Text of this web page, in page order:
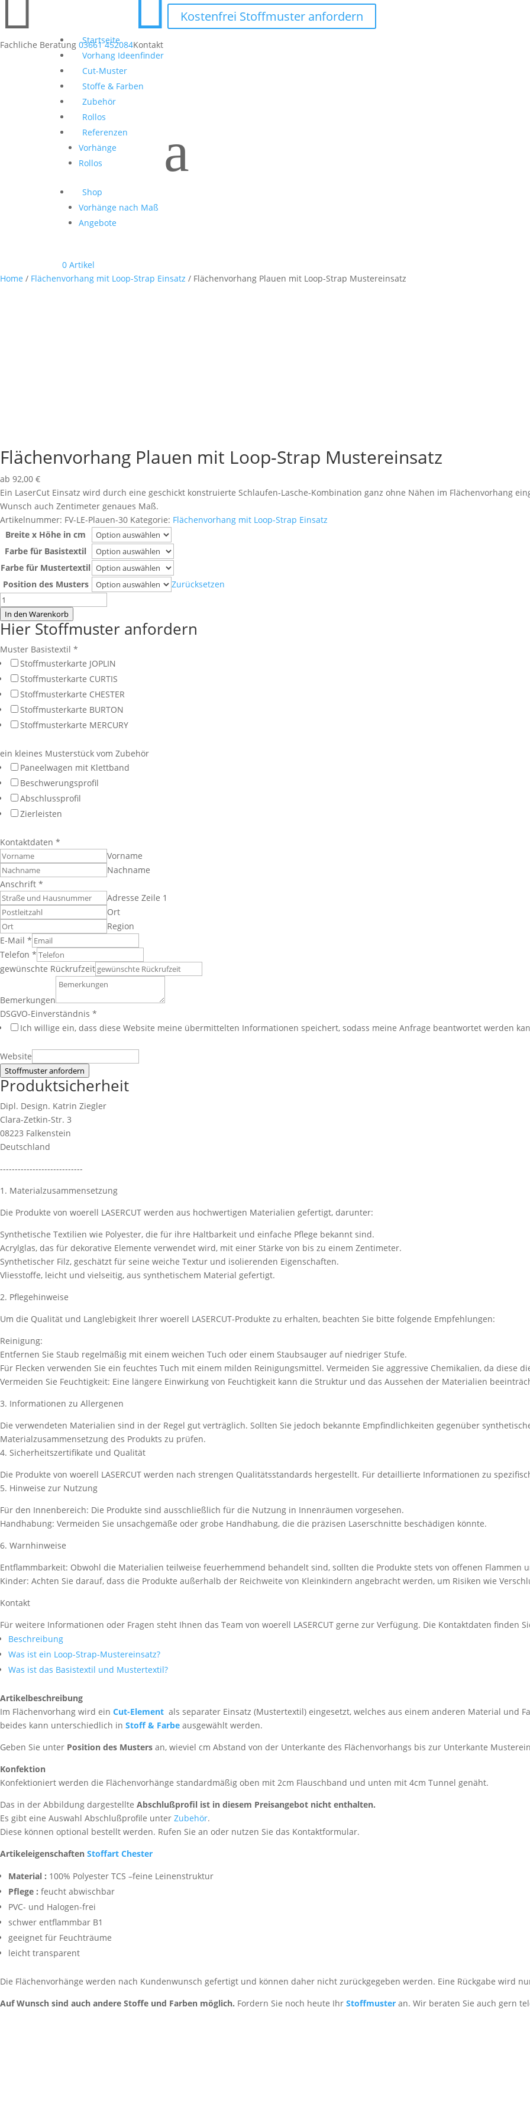
Fachliche Beratung 03661 452084Kontakt
Kostenfrei Stoffmuster anfordern
Startseite
Vorhang Ideenfinder
Cut-Muster
Stoffe & Farben
Zubehör
Rollos
Referenzen
Vorhänge
Rollos
Shop
Vorhänge nach Maß
Angebote
0 Artikel
a
Home / Flächenvorhang mit Loop-Strap Einsatz / Flächenvorhang Plauen mit Loop-Strap Mustereinsatz
Flächenvorhang Plauen mit Loop-Strap Mustereinsatz
ab 92,00 €
Ein LaserCut Einsatz wird durch eine geschickt konstruierte Schlaufen-Lasche-Kombination ganz ohne Nähen im Flächenvorhang
Wunsch auch Zentimeter genaues Maß.
Artikelnummer: FV-LE-Plauen-30 Kategorie: Flächenvorhang mit Loop-Strap Einsatz
Breite x Höhe in cm
Farbe für Basistextil
Farbe für Mustertextil
Position des Musters
Zurücksetzen
Flächenvorhang
Plauen
mit
Strap
Mustereinsatz
Menge
In den Warenkorb
Hier Stoffmuster anfordern
Muster Basistextil *
Stoffmusterkarte JOPLIN
Stoffmusterkarte CURTIS
Stoffmusterkarte CHESTER
Stoffmusterkarte BURTON
Stoffmusterkarte MERCURY
ein kleines Musterstück vom Zubehör
Paneelwagen mit Klettband
Beschwerungsprofil
Abschlussprofil
Zierleisten
Kontaktdaten *
Vorname
Nachname
Anschrift *
Adresse Zeile 1
Ort
Region
E-Mail *
Telefon *
gewünschte Rückrufzeit
Bemerkungen
DSGVO-Einverständnis *
Ich willige ein, dass diese Website meine übermittelten Informationen speichert, sodass meine Anfrage beantwortet werden
Website
Stoffmuster anfordern
Produktsicherheit
Dipl. Design. Katrin Ziegler
Clara-Zetkin-Str. 3
08223 Falkenstein
Deutschland
----------------------------
1. Materialzusammensetzung
Die Produkte von woerell LASERCUT werden aus hochwertigen Materialien gefertigt, darunter:
Synthetische Textilien wie Polyester, die für ihre Haltbarkeit und einfache Pflege bekannt sind.
Acrylglas, das für dekorative Elemente verwendet wird, mit einer Stärke von bis zu einem Zentimeter.
Synthetischer Filz, geschätzt für seine weiche Textur und isolierenden Eigenschaften.
Vliesstoffe, leicht und vielseitig, aus synthetischem Material gefertigt.
2. Pflegehinweise
Um die Qualität und Langlebigkeit Ihrer woerell LASERCUT-Produkte zu erhalten, beachten Sie bitte folgende Empfehlungen:
Reinigung:
Entfernen Sie Staub regelmäßig mit einem weichen Tuch oder einem Staubsauger auf niedriger Stufe.
Für Flecken verwenden Sie ein feuchtes Tuch mit einem milden Reinigungsmittel. Vermeiden Sie aggressive Chemikalien, da diese
Vermeiden Sie Feuchtigkeit: Eine längere Einwirkung von Feuchtigkeit kann die Struktur und das Aussehen der Materialien
3. Informationen zu Allergenen
Die verwendeten Materialien sind in der Regel gut verträglich. Sollten Sie jedoch bekannte Empfindlichkeiten gegenüber
Materialzusammensetzung des Produkts zu prüfen.
4. Sicherheitszertifikate und Qualität
Die Produkte von woerell LASERCUT werden nach strengen Qualitätsstandards hergestellt. Für detaillierte Informationen zu
5. Hinweise zur Nutzung
Für den Innenbereich: Die Produkte sind ausschließlich für die Nutzung in Innenräumen vorgesehen.
Handhabung: Vermeiden Sie unsachgemäße oder grobe Handhabung, die die präzisen Laserschnitte beschädigen könnte.
6. Warnhinweise
Entflammbarkeit: Obwohl die Materialien teilweise feuerhemmend behandelt sind, sollten die Produkte stets von offenen Flammen
Kinder: Achten Sie darauf, dass die Produkte außerhalb der Reichweite von Kleinkindern angebracht werden, um Risiken wie
Kontakt
Für weitere Informationen oder Fragen steht Ihnen das Team von woerell LASERCUT gerne zur Verfügung. Die Kontaktdaten finden
Beschreibung
Was ist ein Loop-Strap-Mustereinsatz?
Was ist das Basistextil und Mustertextil?
Artikelbeschreibung
Im Flächenvorhang wird ein Cut-Element als separater Einsatz (Mustertextil) eingesetzt, welches aus einem anderen Material und
beides kann unterschiedlich in Stoff & Farbe ausgewählt werden.
Geben Sie unter Position des Musters an, wieviel cm Abstand von der Unterkante des Flächenvorhangs bis zur Unterkante
Konfektion
Konfektioniert werden die Flächenvorhänge standardmäßig oben mit 2cm Flauschband und unten mit 4cm Tunnel genäht.
Das in der Abbildung dargestellte Abschlußprofil ist in diesem Preisangebot nicht enthalten.
Es gibt eine Auswahl Abschlußprofile unter Zubehör.
Diese können optional bestellt werden. Rufen Sie an oder nutzen Sie das Kontaktformular.
Artikeleigenschaften Stoffart Chester
Material : 100% Polyester TCS –feine Leinenstruktur
Pflege : feucht abwischbar
PVC- und Halogen-frei
schwer entflammbar B1
geeignet für Feuchträume
leicht transparent
Die Flächenvorhänge werden nach Kundenwunsch gefertigt und können daher nicht zurückgegeben werden. Eine Rückgabe wird
Auf Wunsch sind auch andere Stoffe und Farben möglich. Fordern Sie noch heute Ihr Stoffmuster an. Wir beraten Sie auch gern